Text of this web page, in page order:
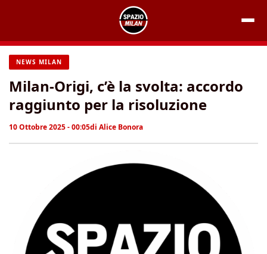
contenuto
NEWS MILAN
Milan-Origi, c’è la svolta: accordo
raggiunto per la risoluzione
10 Ottobre 2025 - 00:05di Alice Bonora